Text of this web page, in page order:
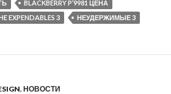
BLACKBERRY P’9981 ЦЕНА
EXPENDABLES 3 НЕУДЕРЖИМЫЕ 3
, НОВОСТИ